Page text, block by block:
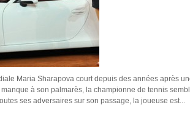
Maria Sharapova court depuis des années après
à son palmarès, la championne de tennis
ses adversaires sur son passage, la joueuse est...